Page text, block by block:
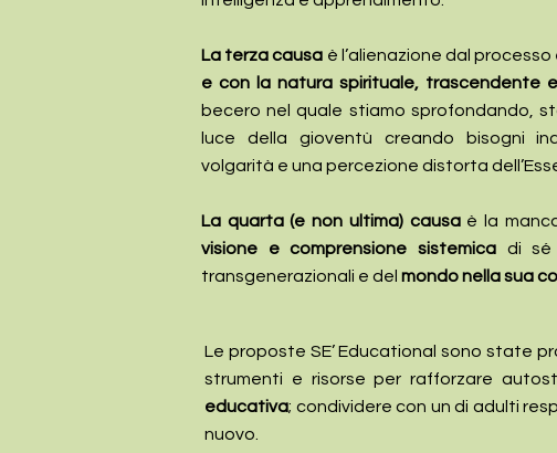
La terza causa è l’alienazione dal
e con la natura spirituale, trascendente
becero nel quale stiamo sprofondando,
luce della gioventù creando bisogni
volgarità e una percezione distorta
La quarta (e non ultima) causaè la
visione e comprensione sistemica di sé
transgenerazionali e del mondo nella sua
Le proposte SE’ Educational sono state
strumenti e risorse per rafforzare
educativa; condividere con un di adulti
nuovo.